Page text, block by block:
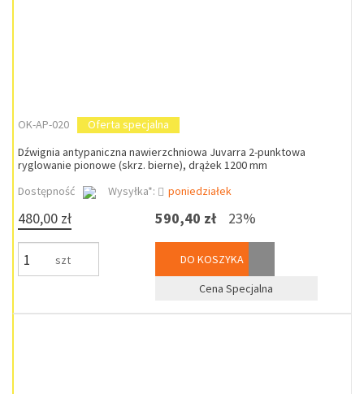
OK-AP-020
Oferta specjalna
Dźwignia antypaniczna nawierzchniowa Juvarra 2-punktowa
ryglowanie pionowe (skrz. bierne), drążek 1200 mm
Dostępność
Wysyłka*: poniedziałek
480,00 zł
szt
590,40 zł 23%
DO KOSZYKA
Cena Specjalna